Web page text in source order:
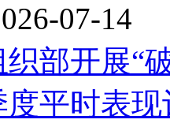
07-14
部开展“
平时表现